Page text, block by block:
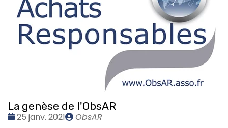
La genèse de l'ObsAR
Date
25 janv. 2021
Publié
ObsAR